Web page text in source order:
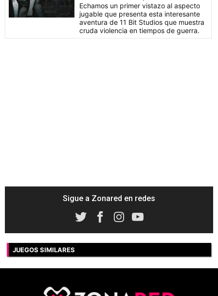
Echamos un primer vistazo al aspecto
jugable que presenta esta interesante
aventura de 11 Bit Studios que muestra
cruda violencia en tiempos de guerra.
Sigue a Zonared en redes
JUEGOS SIMILARES